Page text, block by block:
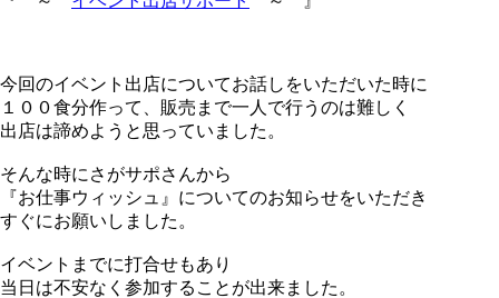
今回のイベント出店についてお話しをいただいた時に
１００食分作って、販売まで一人で行うのは難しく
出店は諦めようと思っていました。
そんな時にさがサポさんから
『お仕事ウィッシュ』についてのお知らせをいただき
すぐにお願いしました。
イベントまでに打合せもあり
当日は不安なく参加することが出来ました。